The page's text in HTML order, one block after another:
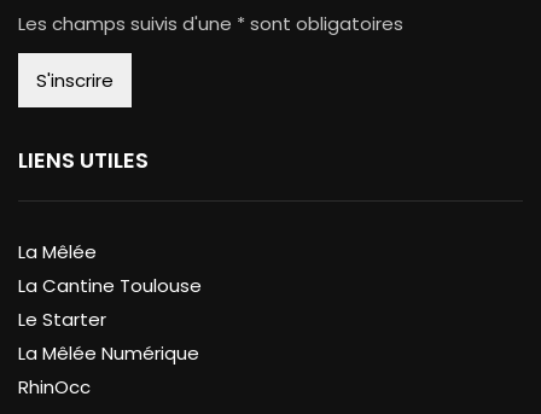
Les champs suivis d'une * sont obligatoires
LIENS UTILES
La Mêlée
La Cantine Toulouse
Le Starter
La Mêlée Numérique
RhinOcc